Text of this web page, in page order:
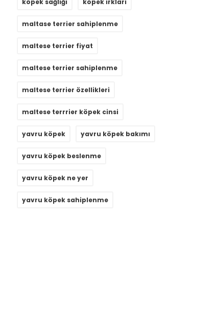
köpek sağlığı köpek ırkları
maltase terrier sahiplenme
maltese terrier fiyat
maltese terrier sahiplenme
maltese terrier özellikleri
maltese terrrier köpek cinsi
yavru köpek yavru köpek bakımı
yavru köpek beslenme
yavru köpek ne yer
yavru köpek sahiplenme